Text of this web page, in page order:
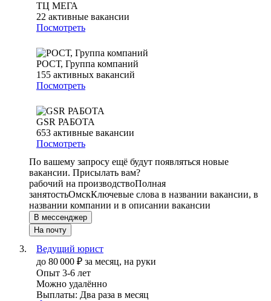
ТЦ МЕГА
22 активные вакансии
Посмотреть
РОСТ, Группа компаний
155 активных вакансий
Посмотреть
GSR РАБОТА
653 активные вакансии
Посмотреть
По вашему запросу ещё будут появляться новые
вакансии. Присылать вам?
рабочий на производствоПолная
занятостьОмскКлючевые слова в названии вакансии, в
названии компании и в описании вакансии
В мессенджер
На почту
Ведущий юрист
до 80 000 ₽ за месяц, на руки
Опыт 3-6 лет
Можно удалённо
Выплаты: Два раза в месяц